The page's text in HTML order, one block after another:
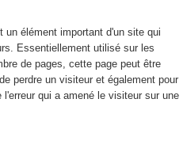
un élément important d'un site qui
Essentiellement utilisé sur les
de pages, cette page peut être
perdre un visiteur et également pour
l'erreur qui a amené le visiteur sur une